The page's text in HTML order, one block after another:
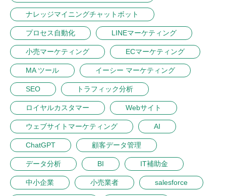
ナレッジマイニングチャットボット
プロセス自動化 LINEマーケティング
小売マーケティング ECマーケティング
MA ツール イーシー マーケティング
SEO トラフィック分析
ロイヤルカスタマー Webサイト
ウェブサイトマーケティング AI
ChatGPT 顧客データ管理
データ分析 BI IT補助金
中小企業 小売業者 salesforce